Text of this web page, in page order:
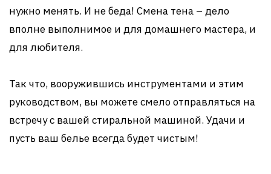
нужно менять. И не беда! Смена тена – дело
вполне выполнимое и для домашнего мастера, и
для любителя.
Так что, вооружившись инструментами и этим
руководством, вы можете смело отправляться на
встречу с вашей стиральной машиной. Удачи и
пусть ваш белье всегда будет чистым!